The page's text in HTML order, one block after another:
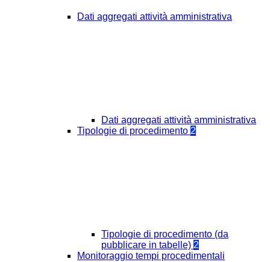
Dati aggregati attività amministrativa
Dati aggregati attività amministrativa
Tipologie di procedimento 2
Tipologie di procedimento (da
pubblicare in tabelle) 2
Monitoraggio tempi procedimentali